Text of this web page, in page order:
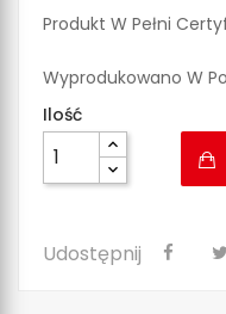
Produkt W Pełni
Wyprodukowano W
Ilość
Udostępnij